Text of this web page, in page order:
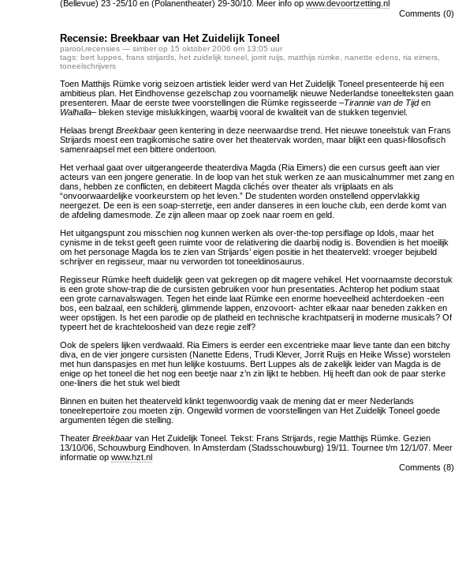
(Bellevue) 23 -25/10 en (Polanentheater) 29-30/10. Meer info op www.devoortzetting.nl
Comments (0)
Recensie: Breekbaar van Het Zuidelijk Toneel
parool recensies — simber op 15 oktober 2006 om 13:05 uur
tags: bert luppes frans strijards het zuidelijk toneel jorrit ruijs matthijs rümke nanette edens ria eimers
toneelschrijvers
Toen Matthijs Rümke vorig seizoen artistiek leider werd van Het Zuidelijk Toneel presenteerde hij een
ambitieus plan. Het Eindhovense gezelschap zou voornamelijk nieuwe Nederlandse toneelteksten gaan
presenteren. Maar de eerste twee voorstellingen die Rümke regisseerde –Tirannie van de Tijden
Walhalla– bleken stevige mislukkingen, waarbij vooral de kwaliteit van de stukken tegenviel.
Helaas brengt Breekbaar geen kentering in deze neerwaardse trend. Het nieuwe toneelstuk van Frans
Strijards moest een tragikomische satire over het theatervak worden, maar blijkt een quasi-filosofisch
samenraapsel met een bittere ondertoon.
Het verhaal gaat over uitgerangeerde theaterdiva Magda (Ria Eimers) die een cursus geeft aan vier
acteurs van een jongere generatie. In de loop van het stuk werken ze aan musicalnummer met zang en
dans, hebben ze conflicten, en debiteert Magda clichés over theater als vrijplaats en als
“onvoorwaardelijke voorkeurstem op het leven.” De studenten worden onstellend oppervlakkig
neergezet. De een is een soap-sterretje, een ander danseres in een louche club, een derde komt van
de afdeling damesmode. Ze zijn alleen maar op zoek naar roem en geld.
Het uitgangspunt zou misschien nog kunnen werken als over-the-top persiflage op Idols, maar het
cynisme in de tekst geeft geen ruimte voor de relativering die daarbij nodig is. Bovendien is het moeilijk
om het personage Magda los te zien van Strijards’ eigen positie in het theaterveld: vroeger bejubeld
schrijver en regisseur, maar nu verworden tot toneeldinosaurus.
Regisseur Rümke heeft duidelijk geen vat gekregen op dit magere vehikel. Het voornaamste decorstuk
is een grote show-trap die de cursisten gebruiken voor hun presentaties. Achterop het podium staat
een grote carnavalswagen. Tegen het einde laat Rümke een enorme hoeveelheid achterdoeken -een
bos, een balzaal, een schilderij, glimmende lappen, enzovoort- achter elkaar naar beneden zakken en
weer opstijgen. Is het een parodie op de platheid en technische krachtpatserij in moderne musicals? Of
typeert het de krachteloosheid van deze regie zelf?
Ook de spelers lijken verdwaald. Ria Eimers is eerder een excentrieke maar lieve tante dan een bitchy
diva, en de vier jongere cursisten (Nanette Edens, Trudi Klever, Jorrit Ruijs en Heike Wisse) worstelen
met hun danspasjes en met hun lelijke kostuums. Bert Luppes als de zakelijk leider van Magda is de
enige op het toneel die het nog een beetje naar z’n zin lijkt te hebben. Hij heeft dan ook de paar sterke
one-liners die het stuk wel biedt
Binnen en buiten het theaterveld klinkt tegenwoordig vaak de mening dat er meer Nederlands
toneelrepertoire zou moeten zijn. Ongewild vormen de voorstellingen van Het Zuidelijk Toneel goede
argumenten tégen die stelling.
Theater Breekbaar van Het Zuidelijk Toneel. Tekst: Frans Strijards, regie Matthijs Rümke. Gezien
13/10/06, Schouwburg Eindhoven. In Amsterdam (Stadsschouwburg) 19/11. Tournee t/m 12/1/07. Meer
informatie op www.hzt.nl
Comments (8)